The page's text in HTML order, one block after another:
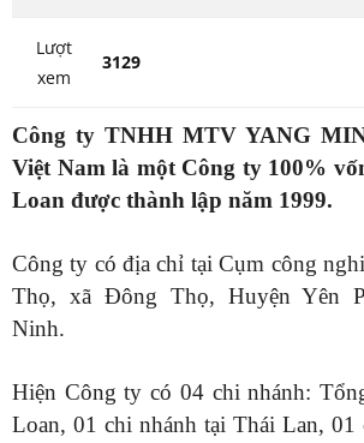
Lượt
xem
3129
Công ty TNHH MTV YANG
Việt Nam là một Công ty 100%
Loan được thành lập năm 1999.
Công ty có địa chỉ tại Cụm công
Thọ, xã Đông Thọ, Huyện Yên
Ninh.
Hiện Công ty có 04 chi nhánh:
Loan, 01 chi nhánh tại Thái Lan, 01